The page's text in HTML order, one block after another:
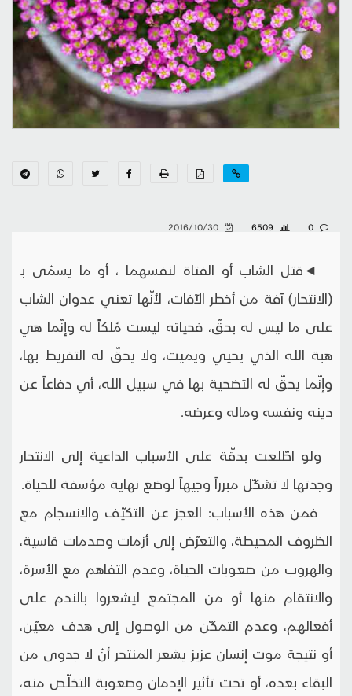
◄قتل الشاب أو الفتاة لنفسهما ، أو ما يسمّى بـ
(الانتحار) آفة من أخطر الآفات، لأنّها تعني عدوان الشاب
على ما ليس له بحقّ، فحياته ليست مُلكاً له وإنّما هي
هبة الله الذي يحيي ويميت، ولا يحقّ له التفريط بها،
وإنّما يحقّ له التضحية بها في سبيل الله، أي دفاعاً عن
دينه ونفسه وماله وعرضه.
ولو اطّلعت بدقّة على الأسباب الداعية إلى الانتحار
وجدتها لا تشكّل مبرراً وجيهاً لوضع نهاية مؤسفة للحياة.
فمن هذه الأسباب: العجز عن التكيّف والانسجام مع
الظروف المحيطة، والتعرّض إلى أزمات وصدمات قاسية،
والهروب من صعوبات الحياة، وعدم التفاهم مع الأُسرة،
والانتقام منها أو من المجتمع ليشعروا بالندم على
أفعالهم، وعدم التمكّن من الوصول إلى هدف معيّن،
أو نتيجة موت إنسان عزيز يشعر المنتحر أنّ لا جدوى من
البقاء بعده، أو تحت تأثير الإدمان وصعوبة التخلّص منه،